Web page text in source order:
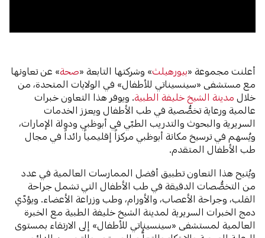
أعلنت مجموعة «بيورهيلث» وشركتها التابعة «صحة» عن تعاونها
مع مستشفى «سينسيناتي للأطفال» في الولايات المتحدة، من
خلالمدينة الشيخ خليفة الطبية. ويوفر هذا التعاون خبرات
عالمية ورعاية تخصُّصية في طب الأطفال ويعزز الخدمات
السريرية والبحوث والتدريب الطبّي في أبوظبي ودولة الإمارات،
ويُسهم في ترسيخ مكانة أبوظبي مركزاً إقليمياً رائداً في مجال
طب الأطفال المتقدم.
ويُتيح هذا التعاون تطبيق أفضل الممارسات العالمية في عدد
من التخصُّصات الدقيقة في طب الأطفال التي تشمل جراحة
القلب، وجراحة الأعصاب، والأورام، وطب وزراعة الأعضاء. ويؤدّي
دمج الخبرات السريرية لمدينة الشيخ خليفة الطبية مع الخبرة
العالمية لمستشفى «سينسيناتي للأطفال» إلى الارتقاء بمستوى